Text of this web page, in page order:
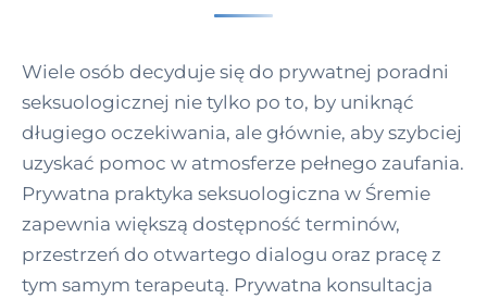
Wiele osób decyduje się do prywatnej poradni
seksuologicznej nie tylko po to, by uniknąć
długiego oczekiwania, ale głównie, aby szybciej
uzyskać pomoc w atmosferze pełnego zaufania.
Prywatna praktyka seksuologiczna w Śremie
zapewnia większą dostępność terminów,
przestrzeń do otwartego dialogu oraz pracę z
tym samym terapeutą. Prywatna konsultacja